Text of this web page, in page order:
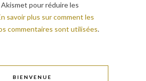
pour réduire les
savoir plus sur comment les
commentaires sont utilisées.
BIENVENUE